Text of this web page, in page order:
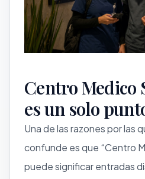
Centro Medico
es un solo
Una de las razones por las
confunde es que “Centro
puede significar entradas